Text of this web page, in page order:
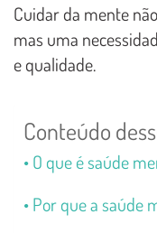
Cuidar da mente
mas uma
e qualidade.
Conteúdo
O que é saúde
Por que a saúde